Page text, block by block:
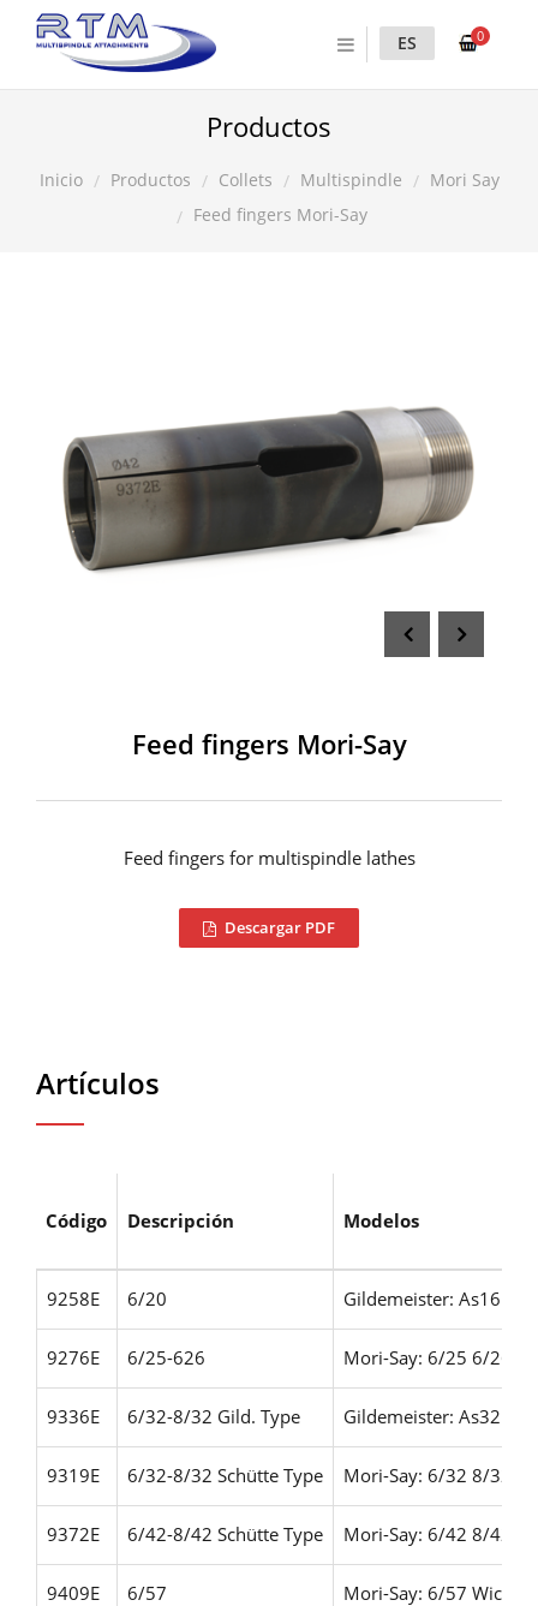
0
ES
Productos
Inicio Productos Collets Multispindle
Mori Say
Feed fingers Mori-Say
Feed fingers Mori-Say
Feed fingers for multispindle lathes
Descargar PDF
Artículos
Código Descripción Modelos
9258E 6/20 Gildemeister: As16
9276E 6/25-626 Mori-Say: 6/25 6/26
9336E 6/32-8/32 Gild. Type Gildemeister: As32
9319E 6/32-8/32 Schütte Type Mori-Say: 6/32 8/32
9372E 6/42-8/42 Schütte Type Mori-Say: 6/42 8/42
9409E 6/57 Mori-Say: 6/57